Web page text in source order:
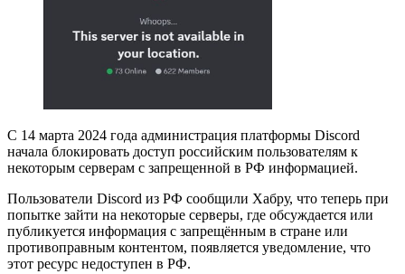
С 14 марта 2024 года администрация платформы Discord
начала блокировать доступ российским пользователям к
некоторым серверам с запрещенной в РФ информацией.
Пользователи Discord из РФ сообщили Хабру, что теперь при
попытке зайти на некоторые серверы, где обсуждается или
публикуется информация с запрещённым в стране или
противоправным контентом, появляется уведомление, что
этот ресурс недоступен в РФ.